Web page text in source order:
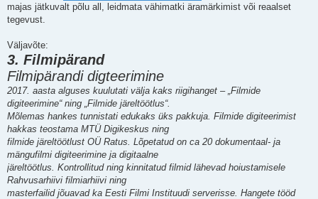
i
t
u
majas jätkuvalt põlu all, leidmata vähimatki äramärkimist või reaalset
tegevust.
Väljavõte:
3. Filmipärand
Filmipärandi digteerimine
2017. aasta alguses kuulutati välja kaks riigihanget – „Filmide
digiteerimine“ ning „Filmide järeltöötlus“.
Mõlemas hankes tunnistati edukaks üks pakkuja. Filmide digiteerimist
hakkas teostama MTÜ Digikeskus ning
filmide järeltöötlust OÜ Ratus. Lõpetatud on ca 20 dokumentaal- ja
mängufilmi digiteerimine ja digitaalne
järeltöötlus. Kontrollitud ning kinnitatud filmid lähevad hoiustamisele
Rahvusarhiivi filmiarhiivi ning
masterfailid jõuavad ka Eesti Filmi Instituudi serverisse. Hangete tööd